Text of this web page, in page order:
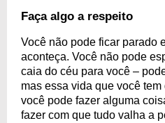
Faça algo a respeito
Você não pode ficar parado
aconteça. Você não pode
caia do céu para você –
mas essa vida que você
você pode fazer alguma
fazer com que tudo valha a